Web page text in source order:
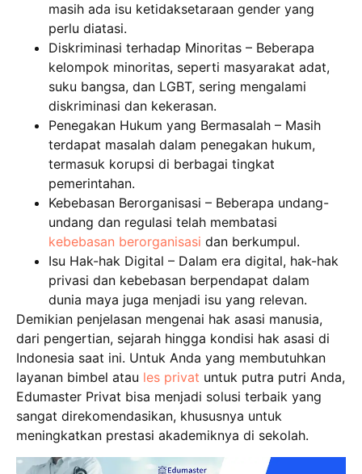
masih ada isu ketidaksetaraan gender yang
perlu diatasi.
Diskriminasi terhadap Minoritas – Beberapa
kelompok minoritas, seperti masyarakat adat,
suku bangsa, dan LGBT, sering mengalami
diskriminasi dan kekerasan.
Penegakan Hukum yang Bermasalah – Masih
terdapat masalah dalam penegakan hukum,
termasuk korupsi di berbagai tingkat
pemerintahan.
Kebebasan Berorganisasi – Beberapa undang-
undang dan regulasi telah membatasi
kebebasan berorganisasi dan berkumpul.
Isu Hak-hak Digital – Dalam era digital, hak-hak
privasi dan kebebasan berpendapat dalam
dunia maya juga menjadi isu yang relevan.
Demikian penjelasan mengenai hak asasi manusia,
dari pengertian, sejarah hingga kondisi hak asasi di
Indonesia saat ini. Untuk Anda yang membutuhkan
layanan bimbel atau les privat untuk putra putri Anda,
Edumaster Privat bisa menjadi solusi terbaik yang
sangat direkomendasikan, khususnya untuk
meningkatkan prestasi akademiknya di sekolah.